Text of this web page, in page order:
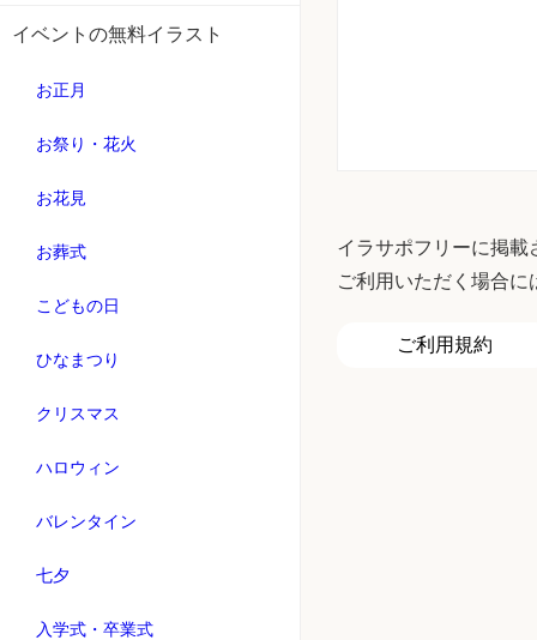
イベントの無料イラスト
お正月
お祭り・花火
お花見
お葬式
こどもの日
ひなまつり
クリスマス
ハロウィン
バレンタイン
七夕
入学式・卒業式
イラサポフリーに掲
ご利用いただく場合に
ご利用規約